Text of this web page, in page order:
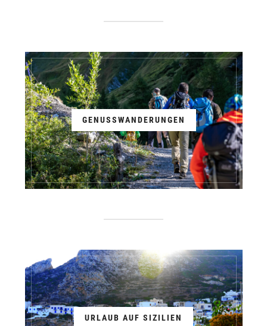
GENUSSWANDERUNGEN
URLAUB AUF SIZILIEN